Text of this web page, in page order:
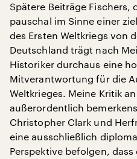
Spätere Beiträge Fischers,
pauschal im Sinne einer
des Ersten Weltkriegs von
Deutschland trägt nach
Historiker durchaus eine
Mitverantwortung für die
Weltkrieges. Meine Kritik
außerordentlich
Christopher Clark und
eine ausschließlich
Perspektive befolgen,